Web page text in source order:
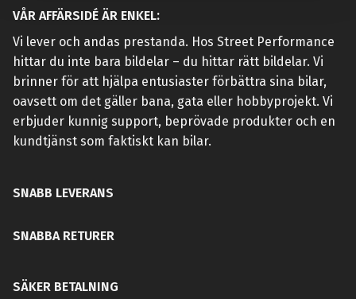
VÅR AFFÄRSIDÉ ÄR ENKEL:
Vi lever och andas prestanda. Hos Street Performance
hittar du inte bara bildelar – du hittar rätt bildelar. Vi
brinner för att hjälpa entusiaster förbättra sina bilar,
oavsett om det gäller bana, gata eller hobbyprojekt. Vi
erbjuder kunnig support, beprövade produkter och en
kundtjänst som faktiskt kan bilar.
SNABB LEVERANS
SNABBA RETURER
SÄKER BETALNING